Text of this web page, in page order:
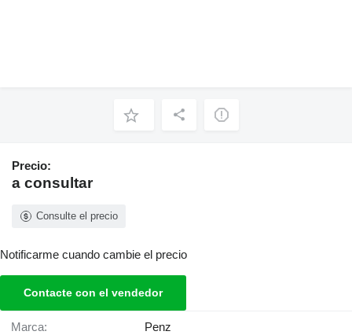
Precio:
a consultar
Consulte el precio
Notificarme cuando cambie el precio
Contacte con el vendedor
Marca: Penz